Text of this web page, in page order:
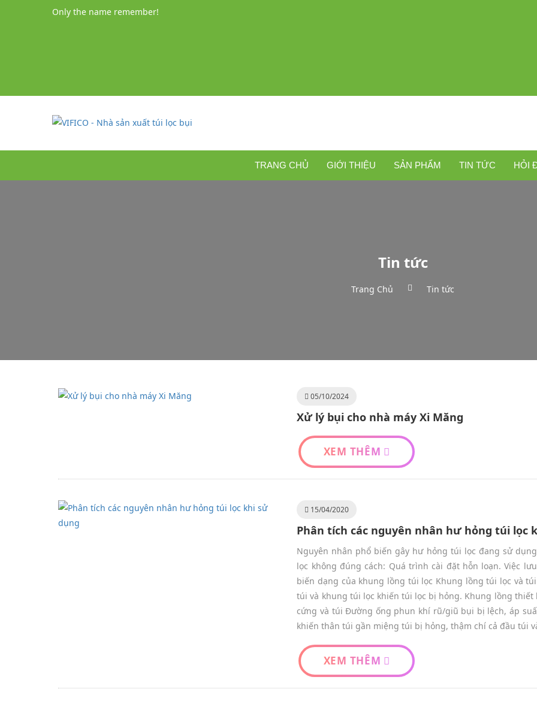
Only the name remember!
TRANG CHỦ GIỚI THIỆU SẢN PHẨM TIN TỨC HỎI
Tin tức
Trang Chủ Tin tức
05/10/2024
Xử lý bụi cho nhà máy Xi Măng
XEM THÊM
15/04/2020
Phân tích các nguyên nhân hư hỏng túi lọc
Nguyên nhân phổ biến gây hư hỏng túi lọc đang sử
lọc không đúng cách: Quá trình cài đặt hỗn loạn. Việc
biến dạng của khung lồng túi lọc Khung lồng túi lọc và
túi và khung túi lọc khiến túi lọc bị hỏng. Khung lồng
cứng và túi Đường ống phun khí rũ/giũ bụi bị lệch, áp
khiến thân túi gần miệng túi bị hỏng, thậm chí cả đầu túi
XEM THÊM